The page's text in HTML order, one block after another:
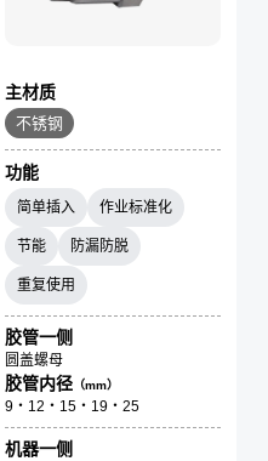
主材质
不锈钢
功能
简单插入 作业标准化
节能 防漏防脱
重复使用
胶管一侧
圆盖螺母
胶管内径 （mm）
9・12・15・19・25
机器一侧